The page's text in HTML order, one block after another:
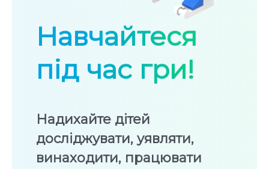
Навчайтеся
під час гри!
Надихайте дітей
досліджувати, уявляти,
винаходити, працювати